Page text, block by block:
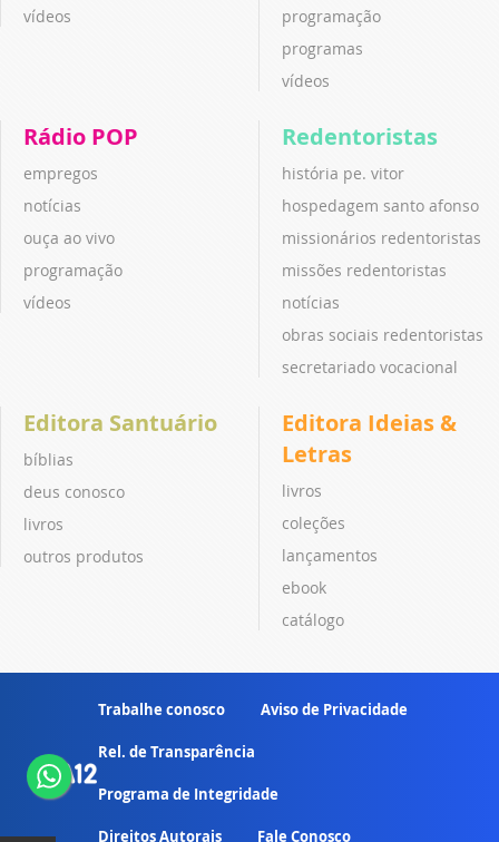
vídeos
programação
programas
vídeos
Rádio POP
empregos
notícias
ouça ao vivo
programação
vídeos
Redentoristas
história pe. vitor
hospedagem santo afonso
missionários redentoristas
missões redentoristas
notícias
obras sociais redentoristas
secretariado vocacional
Editora Santuário
bíblias
deus conosco
livros
outros produtos
Editora Ideias &
Letras
livros
coleções
lançamentos
ebook
catálogo
Trabalhe conosco Aviso de Privacidade
Rel. de Transparência
Programa de Integridade
Direitos Autorais Fale Conosco